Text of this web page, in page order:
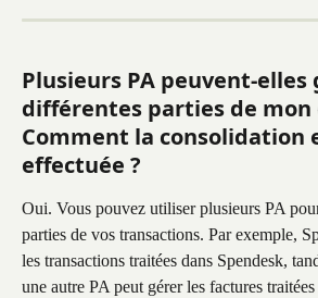
Plusieurs PA peuvent-elles
différentes parties de mon
Comment la consolidation
effectuée ?
Oui. Vous pouvez utiliser plusieurs PA
parties de vos transactions. Par exemple,
les transactions traitées dans Spendesk,
une autre PA peut gérer les factures